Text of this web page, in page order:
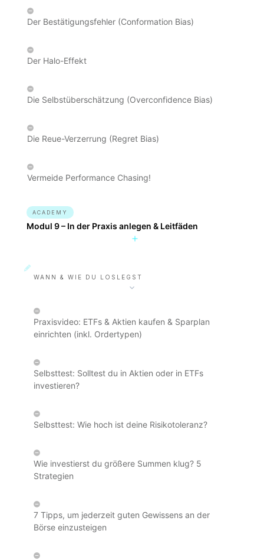
Der Bestätigungsfehler (Conformation Bias)
Der Halo-Effekt
Die Selbstüberschätzung (Overconfidence Bias)
Die Reue-Verzerrung (Regret Bias)
Vermeide Performance Chasing!
ACADEMY
Modul 9 – In der Praxis anlegen & Leitfäden
WANN & WIE DU LOSLEGST
Praxisvideo: ETFs & Aktien kaufen & Sparplan
einrichten (inkl. Ordertypen)
Selbsttest: Solltest du in Aktien oder in ETFs
investieren?
Selbsttest: Wie hoch ist deine Risikotoleranz?
Wie investierst du größere Summen klug? 5
Strategien
7 Tipps, um jederzeit guten Gewissens an der
Börse einzusteigen